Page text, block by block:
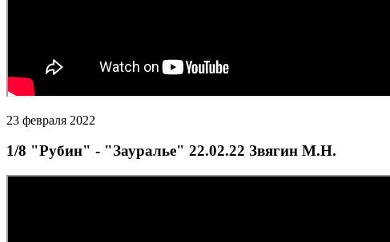
23 февраля 2022
1/8 "Рубин" - "Зауралье" 22.02.22 Звягин М.Н.